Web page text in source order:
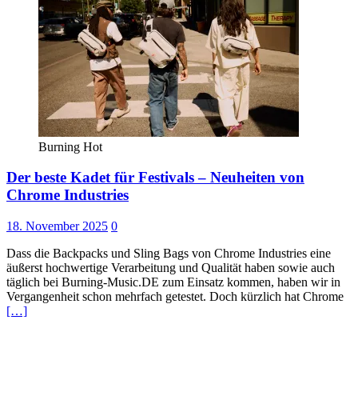
Burning Hot
Der beste Kadet für Festivals – Neuheiten von
Chrome Industries
18. November 2025 0
Dass die Backpacks und Sling Bags von Chrome Industries eine
äußerst hochwertige Verarbeitung und Qualität haben sowie auch
täglich bei Burning-Music.DE zum Einsatz kommen, haben wir in
Vergangenheit schon mehrfach getestet. Doch kürzlich hat Chrome
[…]